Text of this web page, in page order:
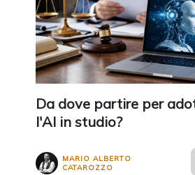
Da dove partire per
l'AI in studio?
MARIO ALBERTO
CATAROZZO